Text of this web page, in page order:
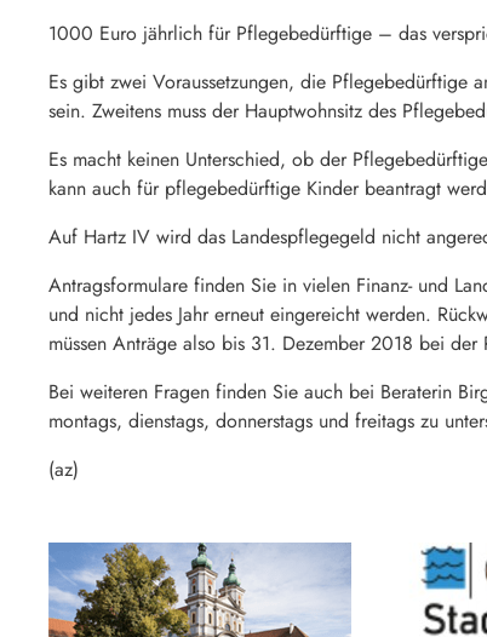
1000 Euro jährlich für Pflegebedürftige – das
Es gibt zwei Voraussetzungen, die Pflegebedürftige
sein. Zweitens muss der Hauptwohnsitz des
Es macht keinen Unterschied, ob der
kann auch für pflegebedürftige Kinder beantragt
Auf Hartz IV wird das Landespflegegeld nicht
Antragsformulare finden Sie in vielen Finanz- und
und nicht jedes Jahr erneut eingereicht werden.
müssen Anträge also bis 31. Dezember 2018 bei
Bei weiteren Fragen finden Sie auch bei Beraterin
montags, dienstags, donnerstags und freitags zu
(az)